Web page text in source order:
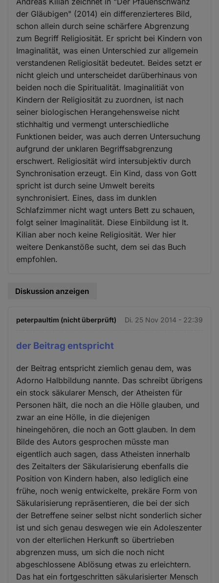
der Gläubigen" (2014) ein differenzierteres Bild,
schon allein durch seine schärfere Abgrenzung
zum Begriff Religiosität. Er spricht bei Kindern von
Imaginalität, was einen Unterschied zur allgemein
verstandenen Religiosität bedeutet. Beides setzt er
nicht gleich und unterscheidet darüberhinaus von
beiden noch die Spiritualität. Imaginalitiät von
Kindern der Religiosität zu zuordnen, ist nach
seiner biologischen Herangehensweise nicht
stichhaltig und vermengt unterschiedliche
Funktionen beider, was auch derren Untersuchung
aufgrund der unklaren Begriffsabgrenzung
erschwert. Religiosität wird intersubjektiv durch
Synchronisation erzeugt. Ein Kind, dass von Gott
spricht ist durch seine Umwelt bereits
synchronisiert. Eines, dass im dunklen
Schlafzimmer nicht wagt unters Bett zu schauen,
folgt seiner Imaginalität. Diese Einbildung ist lt.
Kilian aber noch keine Religiosität. Wer hier
weitere Denkanstöße sucht, dem sei das Buch
empfohlen.
Diskussion anzeigen
peterpaultim (nicht überprüft) Di. 25 Nov 2014 - 22:39
der Beitrag entspricht
der Beitrag entspricht ziemlich genau dem, was
Adorno Halbbildung nannte. Das schreibt übrigens
ein stock säkularer Mensch, der Atheisten für
Personen hält, die noch an die Hölle glauben, und
zwar an eine Hölle, in die diejenigen
hineingehören, die noch an Gott glauben. In dem
Bilde des Autors gesprochen müsste man
eigentlich auch sagen, dass Atheisten innerhalb
des Zeitalters der Säkularisierung ebenfalls die
Position von Kindern haben, also lediglich eine
frühe, noch wenig entwickelte, prekäre Form von
Säkularisierung repräsentieren, die bei der sich
der Betreffene seiner selbst nicht sonderlich sicher
ist und sich genau deswegen wie ein Adoleszenter
von der elterlichen Herkunft so übertrieben
abgrenzen muss, um sich die noch nicht
abgeschlossene Ablösung etwas zu erleichtern.
Das hat ein fortgeschritten säkularisierter Mensch